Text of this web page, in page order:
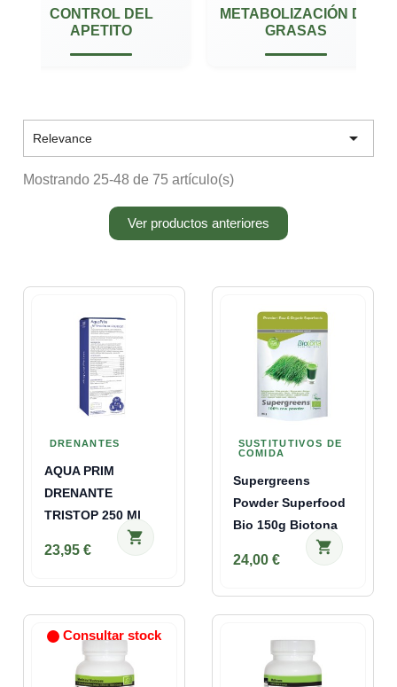
CONTROL DEL
APETITO
METABOLIZACIÓN DE
GRASAS
Relevance 
Mostrando 25-48 de 75 artículo(s)
Ver productos anteriores
DRENANTES
AQUA PRIM
DRENANTE
TRISTOP 250 Ml
23,95 €
shopping_cart
SUSTITUTIVOS DE
COMIDA
Supergreens
Powder Superfood
Bio 150g Biotona
24,00 €
shopping_cart
Consultar stock